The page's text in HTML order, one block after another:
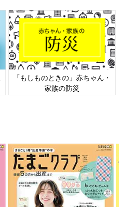
「もしものときの」赤ちゃん・
家族の防災